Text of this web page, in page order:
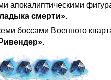
апокалиптическими
смерти».
боссами Военного
.